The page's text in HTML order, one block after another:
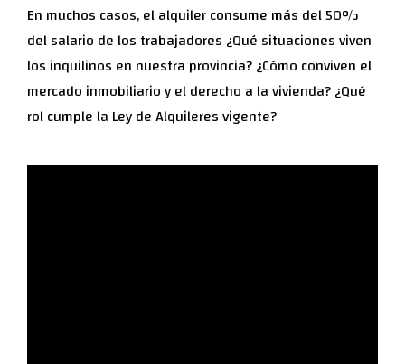
En muchos casos, el alquiler consume más del 50%
del salario de los trabajadores ¿Qué situaciones viven
los inquilinos en nuestra provincia? ¿Cómo conviven el
mercado inmobiliario y el derecho a la vivienda? ¿Qué
rol cumple la Ley de Alquileres vigente?